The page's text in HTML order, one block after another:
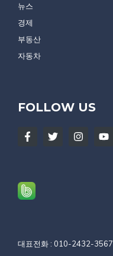
뉴스
경제
부동산
자동차
FOLLOW US
대표전화 : 010-2432-3567